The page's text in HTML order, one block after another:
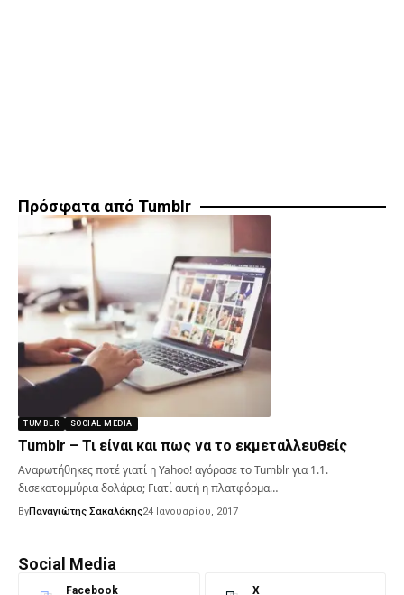
Πρόσφατα από Tumblr
TUMBLR SOCIAL MEDIA
Tumblr – Τι είναι και πως να το εκμεταλλευθείς
Αναρωτήθηκες ποτέ γιατί η Yahoo! αγόρασε το Tumblr για 1.1.
δισεκατομμύρια δολάρια; Γιατί αυτή η πλατφόρμα…
ByΠαναγιώτης Σακαλάκης24 Ιανουαρίου, 2017
Social Media
Facebook X